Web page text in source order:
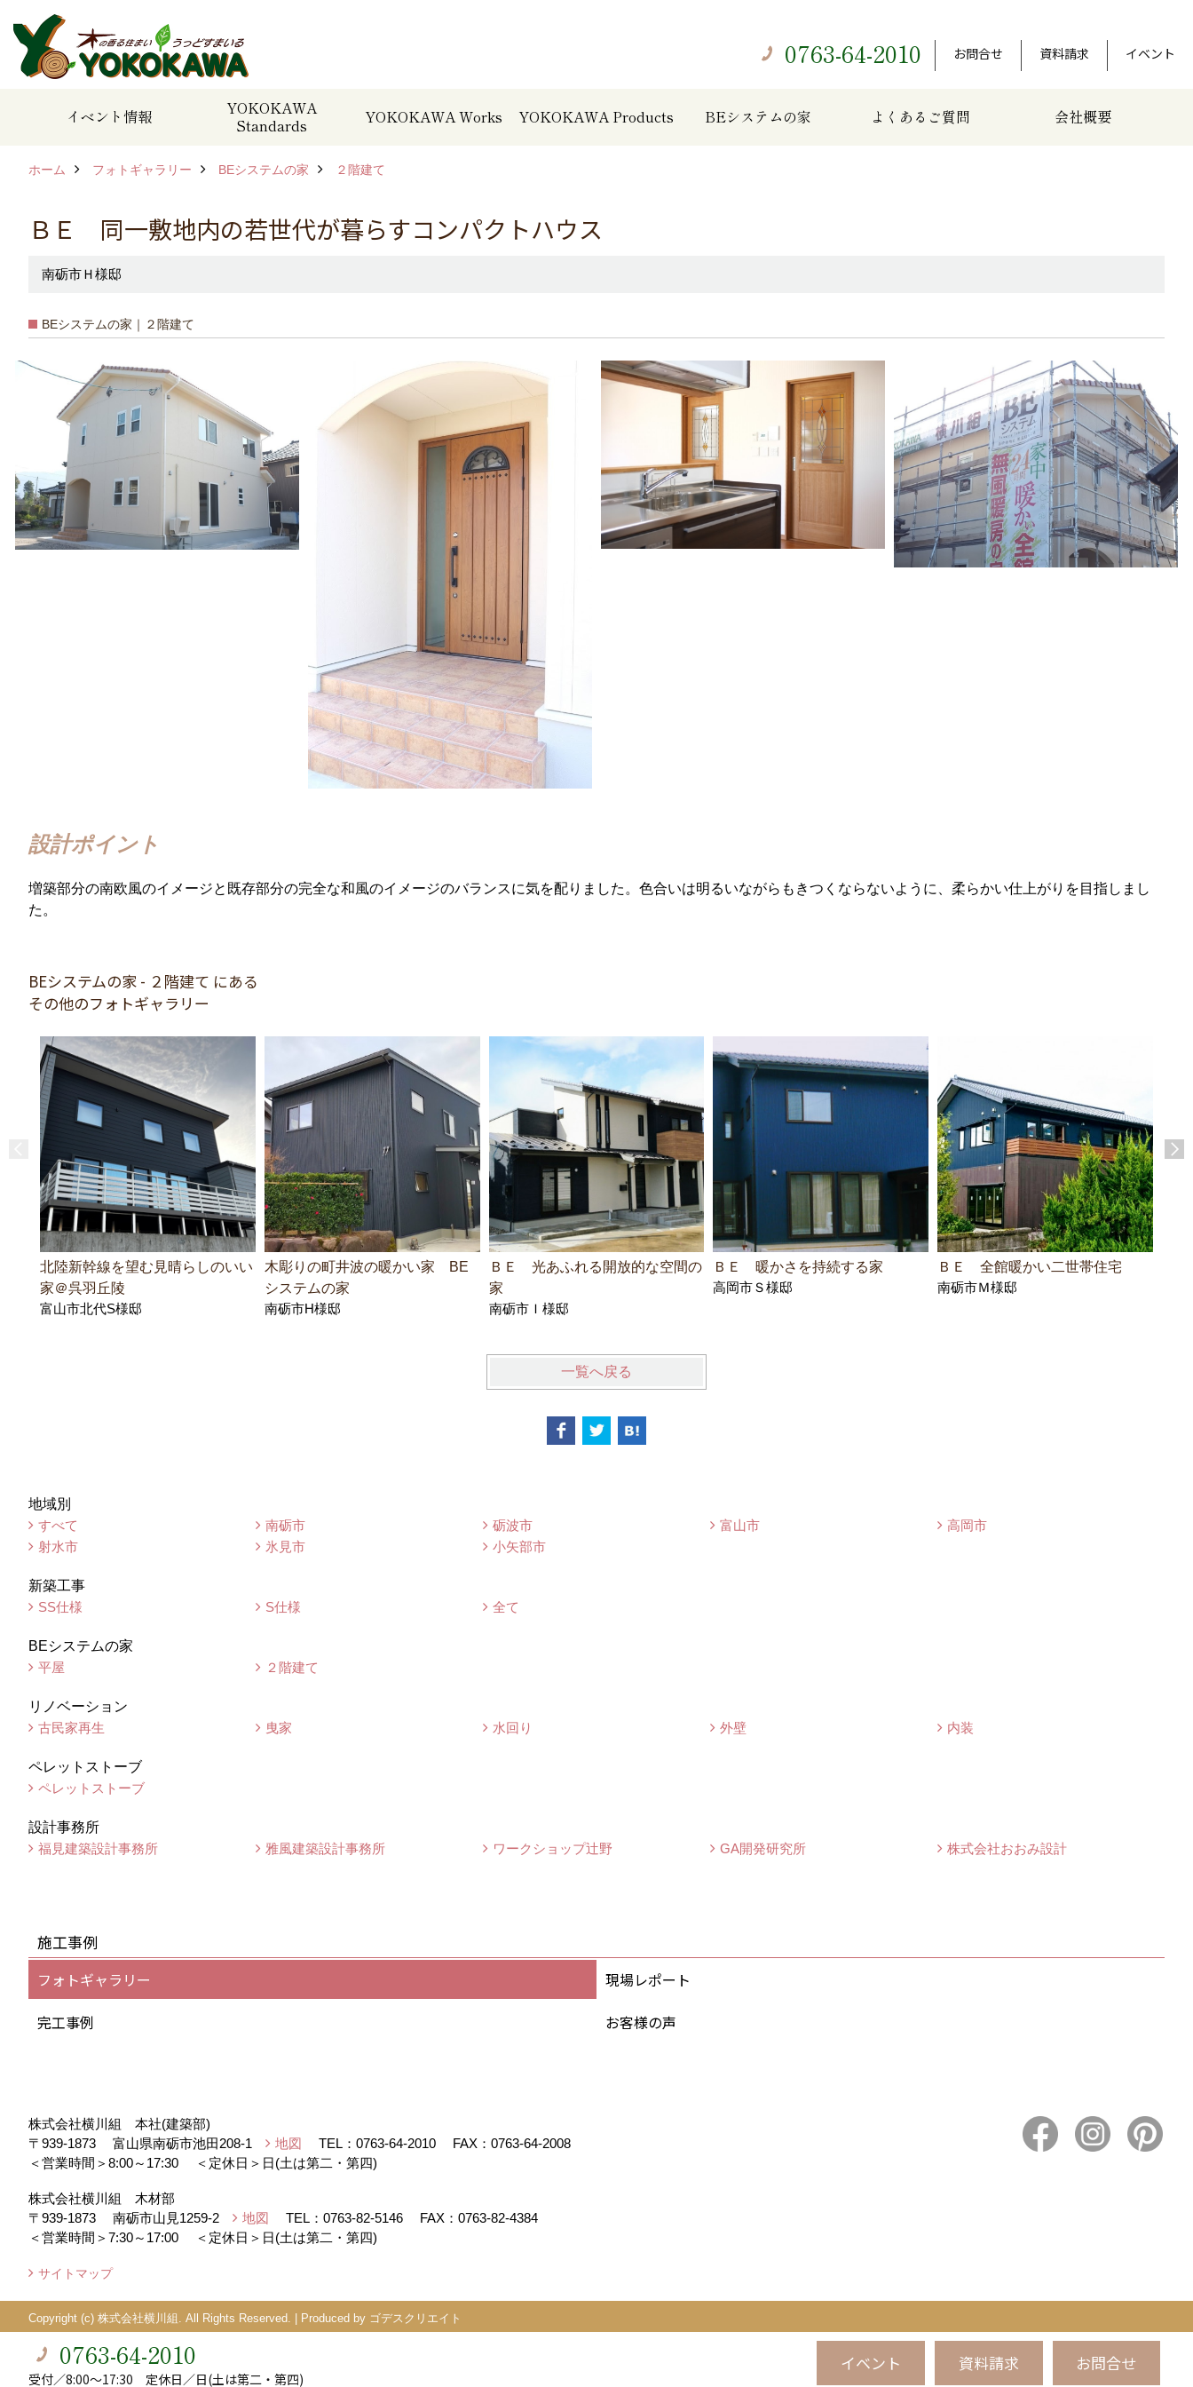
0763-64-2010 お問合せ 資料請求 イベント
イベント情報
YOKOKAWA
Standards
YOKOKAWA Works YOKOKAWA Products BEシステムの家 よくあるご質問 会社概要
ホーム フォトギャラリー BEシステムの家 ２階建て
ＢＥ 同一敷地内の若世代が暮らすコンパクトハウス
南砺市Ｈ様邸
BEシステムの家｜２階建て
設計ポイント
増築部分の南欧風のイメージと既存部分の完全な和風のイメージのバランスに気を配りました。色合いは明るいながらもきつくならないように、柔らかい仕上がりを目指しまし
た。
BEシステムの家 - ２階建て にある
その他のフォトギャラリー
北陸新幹線を望む見晴らしのいい
家＠呉羽丘陵
富山市北代S様邸
木彫りの町井波の暖かい家 BE
システムの家
南砺市H様邸
ＢＥ 光あふれる開放的な空間の
家
南砺市Ｉ様邸
ＢＥ 暖かさを持続する家
高岡市Ｓ様邸
ＢＥ 全館暖かい二世帯住宅
南砺市Ｍ様邸
一覧へ戻る
地域別
すべて
南砺市 砺波市 富山市
高岡市
射水市
氷見市 小矢部市
新築工事
SS仕様
S仕様 全て
BEシステムの家
平屋
２階建て
リノベーション
古民家再生
曳家 水回り 外壁 内装
ペレットストーブ
ペレットストーブ
設計事務所
福見建築設計事務所
雅風建築設計事務所 ワークショップ辻野 GA開発研究所 株式会社おおみ設計
施工事例
フォトギャラリー
現場レポート
完工事例
お客様の声
株式会社横川組 本社(建築部)
〒939-1873
富山県南砺市池田208-1 地図 TEL： 0763-64-2010
FAX：0763-64-2008
＜営業時間＞8:00～17:30
＜定休日＞日(土は第二・第四)
株式会社横川組 木材部
〒939-1873
南砺市山見1259-2 地図 TEL： 0763-82-5146
FAX：0763-82-4384
＜営業時間＞7:30～17:00
＜定休日＞日(土は第二・第四)
サイトマップ
Copyright (c) 株式会社横川組. All Rights Reserved. Produced by ゴデスクリエイト
0763-64-2010
受付／8:00～17:30 定休日／日(土は第二・第四)
イベント 資料請求 お問合せ